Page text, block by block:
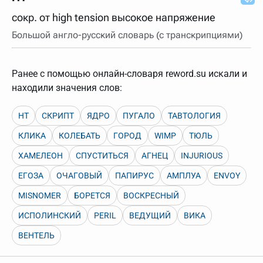
Для более сложных случаев существует возможность
указывать несколько слов в запросе. Например, если
написать в строке запроса "Пушкин поэт" и нажать
"Найти", выведутся все словарные статьи о поэте
В сложных запросах тоже могут присутствовать
неизвестные буквы. Например, в кроссворде есть
слово "***м***ов", в задании "русский поэт 19 века".
через пробел "поэт". Получается "***м***ов поэт" (без
кавычек). Нажимаем "Найти" и получаем статью
"Лермонтов" и не только.
Порядок словарей можно изменять, перетаскивая
словарь вверх или вниз за прямоугольник слева от
названия словаря. Также можно выключать ненужные
словари.
сокр. от high tension высокое напряжение
Большой англо-русский словарь (с транскрипциями)
Ранее с помощью онлайн-словаря reword.su искали и
находили значения слов:
HT СКРИПТ ЯДРО ПУГАЛО ТАВТОЛОГИЯ
КЛИКА КОЛЕБАТЬ ГОРОД WIMP ТЮЛЬ
ХАМЕЛЕОН СПУСТИТЬСЯ АГНЕЦ INJURIOUS
ЕГОЗА ОЧАГОВЫЙ ПАПИРУС АМПЛУА ENVOY
MISNOMER БОРЕТСЯ ВОСКРЕСНЫЙ
ИСПОЛИНСКИЙ PERIL ВЕДУЩИЙ ВИКА
ВЕНТЕЛЬ